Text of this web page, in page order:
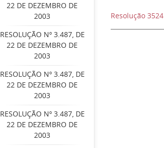
22 DE DEZEMBRO DE
2003
RESOLUÇÃO Nº 3.487, DE
22 DE DEZEMBRO DE
2003
RESOLUÇÃO Nº 3.487, DE
22 DE DEZEMBRO DE
2003
RESOLUÇÃO Nº 3.487, DE
22 DE DEZEMBRO DE
2003
Resolução 3524